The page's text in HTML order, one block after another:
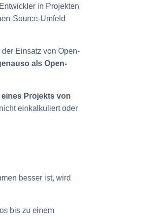
in Projekten
Source-Umfeld
Einsatz von Open-
als Open-
Projekts von
einkalkuliert oder
besser ist, wird
bis zu einem